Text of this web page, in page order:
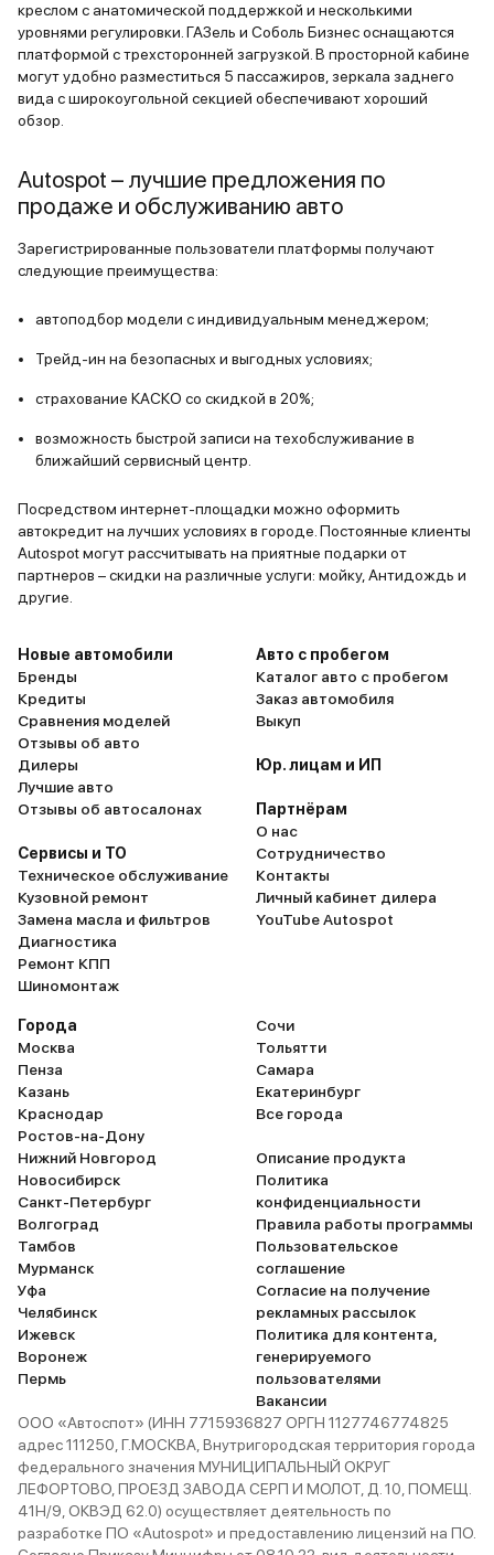
креслом с анатомической поддержкой и несколькими
уровнями регулировки. ГАЗель и Соболь Бизнес оснащаются
платформой с трехсторонней загрузкой. В просторной кабине
могут удобно разместиться 5 пассажиров, зеркала заднего
вида с широкоугольной секцией обеспечивают хороший
обзор.
Autospot – лучшие предложения по
продаже и обслуживанию авто
Зарегистрированные пользователи платформы получают
следующие преимущества:
автоподбор модели с индивидуальным менеджером;
Трейд-ин на безопасных и выгодных условиях;
страхование КАСКО со скидкой в 20%;
возможность быстрой записи на техобслуживание в
ближайший сервисный центр.
Посредством интернет-площадки можно оформить
автокредит на лучших условиях в городе. Постоянные клиенты
Autospot могут рассчитывать на приятные подарки от
партнеров – скидки на различные услуги: мойку, Антидождь и
другие.
Новые автомобили
Бренды
Кредиты
Сравнения моделей
Отзывы об авто
Дилеры
Лучшие авто
Отзывы об автосалонах
Сервисы и ТО
Техническое обслуживание
Кузовной ремонт
Замена масла и фильтров
Диагностика
Ремонт КПП
Шиномонтаж
Авто с пробегом
Каталог авто с пробегом
Заказ автомобиля
Выкуп
Юр. лицам и ИП
Партнёрам
О нас
Сотрудничество
Контакты
Личный кабинет дилера
YouTube Autospot
Города
Москва
Пенза
Казань
Краснодар
Ростов-на-Дону
Нижний Новгород
Новосибирск
Санкт-Петербург
Волгоград
Тамбов
Мурманск
Уфа
Челябинск
Ижевск
Воронеж
Пермь
Сочи
Тольятти
Самара
Екатеринбург
Все города
Описание продукта
Политика
конфиденциальности
Правила работы программы
Пользовательское
соглашение
Согласие на получение
рекламных рассылок
Политика для контента,
генерируемого
пользователями
Вакансии
ООО «Автоспот» (ИНН 7715936827 ОРГН 1127746774825
адрес 111250, Г.МОСКВА, Внутригородская территория города
федерального значения МУНИЦИПАЛЬНЫЙ ОКРУГ
ЛЕФОРТОВО, ПРОЕЗД ЗАВОДА СЕРП И МОЛОТ, Д. 10, ПОМЕЩ.
41Н/9, ОКВЭД 62.0) осуществляет деятельность по
разработке ПО «Autospot» и предоставлению лицензий на ПО.